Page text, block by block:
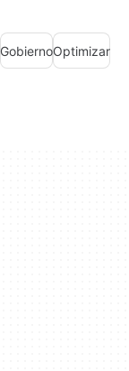
GobiernoOptimizar